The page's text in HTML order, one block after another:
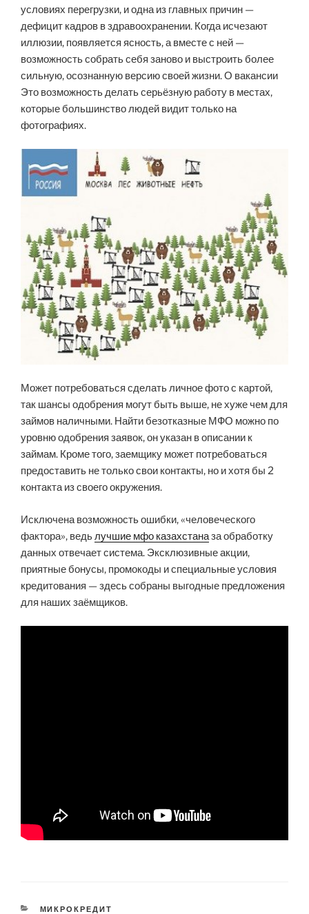
условиях перегрузки, и одна из главных причин —
дефицит кадров в здравоохранении. Когда исчезают
иллюзии, появляется ясность, а вместе с ней —
возможность собрать себя заново и выстроить более
сильную, осознанную версию своей жизни. О вакансии
Это возможность делать серьёзную работу в местах,
которые большинство людей видит только на
фотографиях.
Может потребоваться сделать личное фото с картой,
так шансы одобрения могут быть выше, не хуже чем для
займов наличными. Найти безотказные МФО можно по
уровню одобрения заявок, он указан в описании к
займам. Кроме того, заемщику может потребоваться
предоставить не только свои контакты, но и хотя бы 2
контакта из своего окружения.
Исключена возможность ошибки, «человеческого
фактора», ведьлучшие мфо казахстаназа обработку
данных отвечает система. Эксклюзивные акции,
приятные бонусы, промокоды и специальные условия
кредитования — здесь собраны выгодные предложения
для наших заёмщиков.
KATEGORIER
МИКРОКРЕДИТ